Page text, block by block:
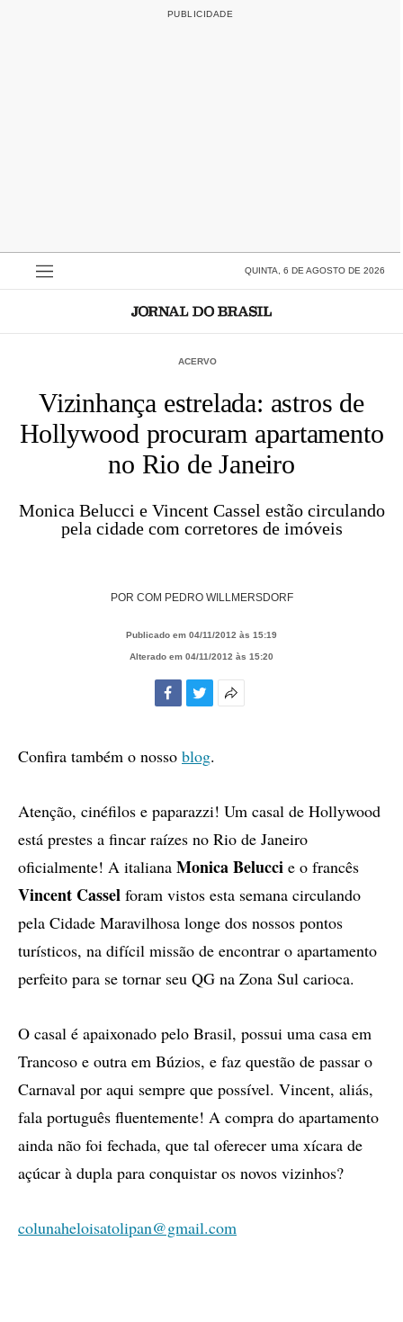
QUINTA, 6 DE AGOSTO DE 2026
ACERVO
Vizinhança estrelada: astros de
Hollywood procuram apartamento
no Rio de Janeiro
Monica Belucci e Vincent Cassel estão circulando
pela cidade com corretores de imóveis
POR COM PEDRO WILLMERSDORF
Publicado em 04/11/2012 às 15:19
Alterado em 04/11/2012 às 15:20
Confira também o nosso blog.
Atenção, cinéfilos e paparazzi! Um casal de Hollywood
está prestes a fincar raízes no Rio de Janeiro
oficialmente! A italiana Monica Belucci e o francês
Vincent Cassel foram vistos esta semana circulando
pela Cidade Maravilhosa longe dos nossos pontos
turísticos, na difícil missão de encontrar o apartamento
perfeito para se tornar seu QG na Zona Sul carioca.
O casal é apaixonado pelo Brasil, possui uma casa em
Trancoso e outra em Búzios, e faz questão de passar o
Carnaval por aqui sempre que possível. Vincent, aliás,
fala português fluentemente! A compra do apartamento
ainda não foi fechada, que tal oferecer uma xícara de
açúcar à dupla para conquistar os novos vizinhos?
colunaheloisatolipan@gmail.com